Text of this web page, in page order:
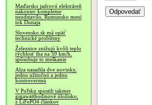
Maďarsko jadrovú elektráreň
nakoniec kompletne
neodstavilo, Rumunsko mení
tok Dunaja
Slovensko.sk má opäť
technické problémy
Železnice znižujú kvôli teplu
rýchlosť iba na 50 km/h,
spôsobuje to meškanie
Alza nasadila dve novinky,
jednu užitočnú a jednu
kontroverznú
V Poľsku spustili takmer
gigawatthodinové úložisko,
z LiFePO4 článkov